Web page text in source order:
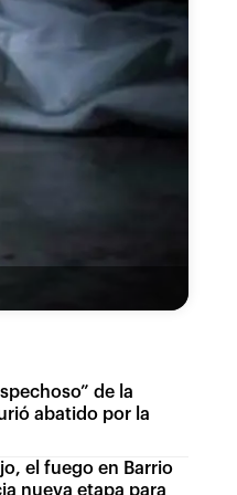
de la
abatido por la
el fuego en Barrio
nueva etapa para